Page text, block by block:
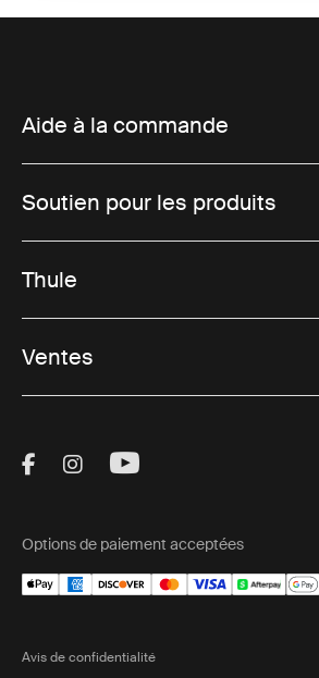
Aide à la commande
Soutien pour les produits
Thule
Ventes
Visit Thule on Facebook
Visit Thule on
Visit Thule on
Options de paiement acceptées
Avis de confidentialité